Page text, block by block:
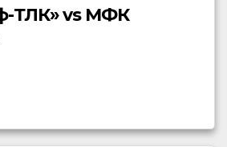
ТЛК» vs МФК